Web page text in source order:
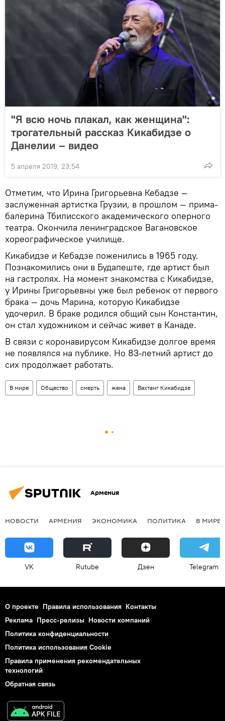
"Я всю ночь плакал, как женщина":
трогательный рассказ Кикабидзе о
Данелии – видео
5 апреля 2019, 23:54
Отметим, что Ирина Григорьевна Кебадзе —
заслуженная артистка Грузии, в прошлом — прима-
балерина Тбилисского академического оперного
театра. Окончила ленинградское Вагановское
хореографическое училище.
Кикабидзе и Кебадзе поженились в 1965 году.
Познакомились они в Будапеште, где артист был
на гастролях. На момент знакомства с Кикабидзе,
у Ирины Григорьевны уже был ребенок от первого
брака — дочь Марина, которую Кикабидзе
удочерил. В браке родился общий сын Константин,
он стал художником и сейчас живет в Канаде.
В связи с коронавирусом Кикабидзе долгое время
не появлялся на публике. Но 83-летний артист до
сих продолжает работать.
В мире Общество смерть жена Вахтанг Кикабидзе
Армения
НОВОСТИ АРМЕНИЯ ЭКОНОМИКА ПОЛИТИКА В МИРЕ
VK Rutube Дзен Telegram
О проекте Правила использования Контакты
Реклама Пресс-релизы Новости компаний
Политика конфиденциальности
Политика использования Cookie
Правила применения рекомендательных
технологий
Обратная связь